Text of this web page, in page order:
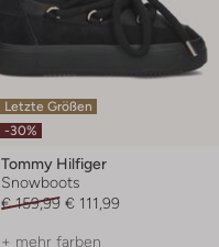
Letzte Größen
-30%
Tommy Hilfiger
Snowboots
€ 159,99 € 111,99
+ mehr farben